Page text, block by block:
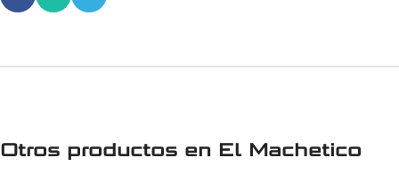
Otros productos en El Machetico